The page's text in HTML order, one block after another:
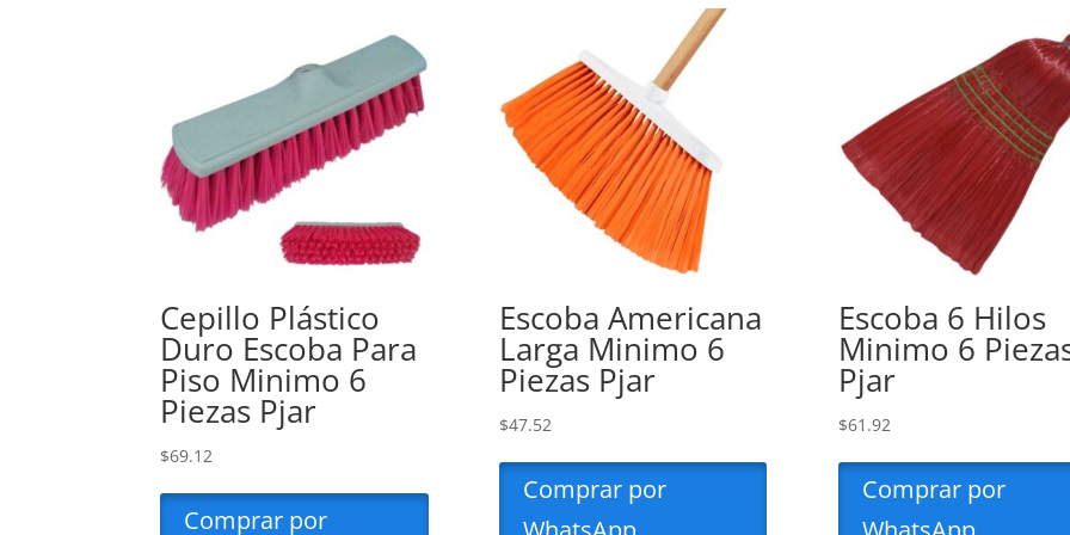
Cepillo Plástico
Duro Escoba Para
Piso Minimo 6
Piezas Pjar
$69.12
Comprar por
Escoba Americana
Larga Minimo 6
Piezas Pjar
$47.52
Comprar por
Escoba 6 Hilos
Minimo 6
Pjar
$61.92
Comprar por